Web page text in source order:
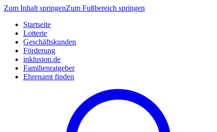
Zum Inhalt springenZum Fußbereich springen
Startseite
Lotterie
Geschäftskunden
Förderung
inklusion.de
Familienratgeber
Ehrenamt finden